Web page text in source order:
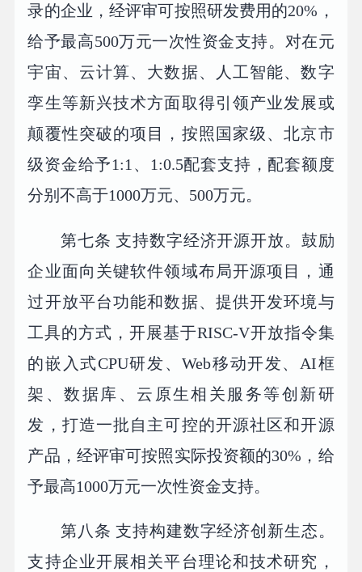
录的企业，经评审可按照研发费用的20%，
给予最高500万元一次性资金支持。对在元
宇宙、云计算、大数据、人工智能、数字
孪生等新兴技术方面取得引领产业发展或
颠覆性突破的项目，按照国家级、北京市
级资金给予1:1、1:0.5配套支持，配套额度
分别不高于1000万元、500万元。
第七条 支持数字经济开源开放。鼓励
企业面向关键软件领域布局开源项目，通
过开放平台功能和数据、提供开发环境与
工具的方式，开展基于RISC-V开放指令集
的嵌入式CPU研发、Web移动开发、AI框
架、数据库、云原生相关服务等创新研
发，打造一批自主可控的开源社区和开源
产品，经评审可按照实际投资额的30%，给
予最高1000万元一次性资金支持。
第八条 支持构建数字经济创新生态。
支持企业开展相关平台理论和技术研究，